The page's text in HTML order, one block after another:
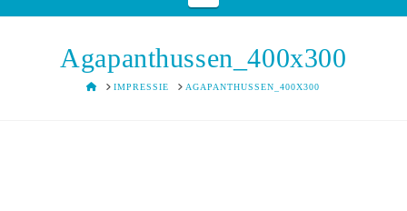
Agapanthussen_400x300
HOMEIMPRESSIE AGAPANTHUSSEN_400X300